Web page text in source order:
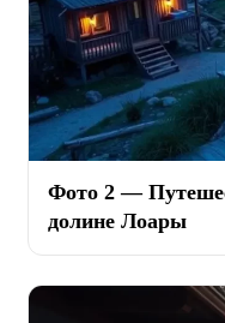
Фото 2 —
долине Лоары